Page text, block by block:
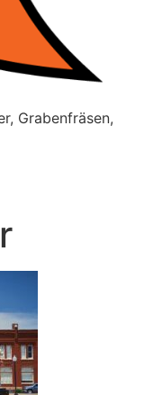
Grabenfräsen,